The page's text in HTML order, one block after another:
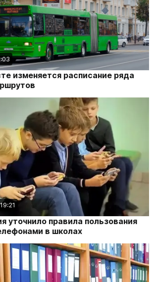
изменяется расписание ряда
уточнило правила пользования
в школах